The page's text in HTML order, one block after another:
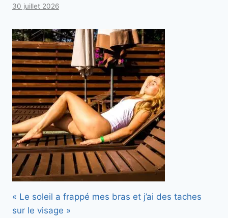
30 juillet 2026
« Le soleil a frappé mes bras et j’ai des taches
sur le visage »